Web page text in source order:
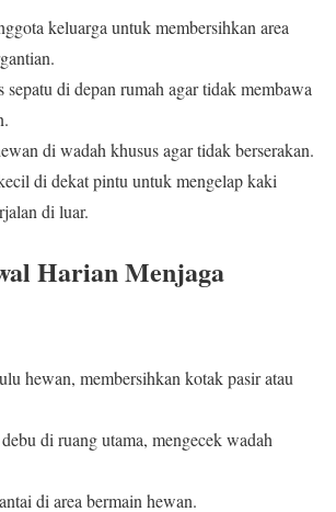
keluarga untuk membersihkan area
sepatu di depan rumah agar tidak membawa
di wadah khusus agar tidak berserakan.
di dekat pintu untuk mengelap kaki
di luar.
Harian Menjaga
hewan, membersihkan kotak pasir atau
di ruang utama, mengecek wadah
di area bermain hewan.